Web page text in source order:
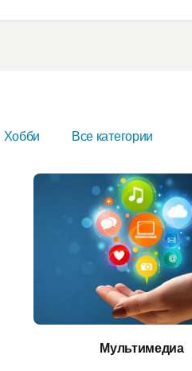
Хобби Все категории
Мультимедиа